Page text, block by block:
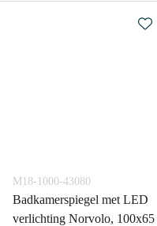
M18-1000-43080
Badkamerspiegel met LED
verlichting Norvolo, 100x65